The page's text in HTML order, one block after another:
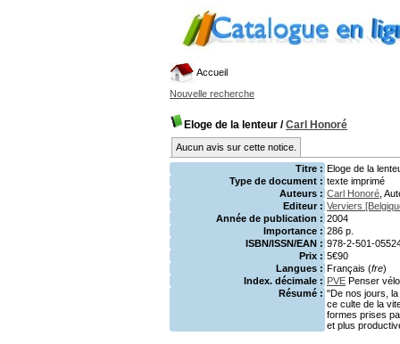
Accueil
Nouvelle recherche
Eloge de la lenteur /Carl Honoré
Aucun avis sur cette notice.
Titre : Eloge de la
Type de document : texte imprimé
Auteurs : Carl Honoré ,
Editeur : Verviers
Année de publication : 2004
Importance : 286 p.
ISBN/ISSN/EAN : 978-2-501-
Prix : 5€90
Langues : Français (fre)
Index. décimale : PVE Penser vélo
Résumé : "De nos jours,
ce culte de la
formes prises
et plus